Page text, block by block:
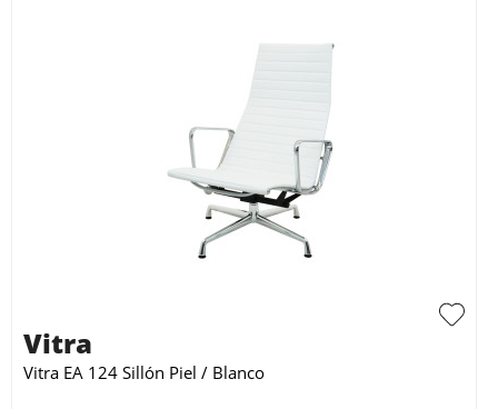
Vitra
Vitra EA 124 Sillón Piel / Blanco